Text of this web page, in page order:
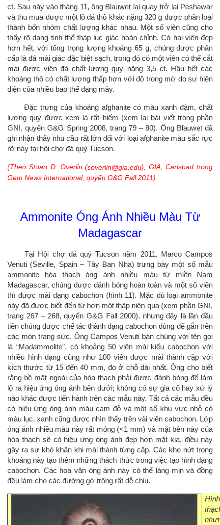
ct. Sau này vào tháng 11, ông Blauwet lại quay trở lại Peshawar
và thu mua được một lô đá thô khác nặng 320 g được phân loại
thành bốn nhóm chất lượng khác nhau. Một số viên cũng cho
thấy rõ dạng tinh thể tháp lục giác hoàn chỉnh. Có hai viên đẹp
hơn hết, với tổng trọng lượng khoảng 65 g, chúng được phân
cấp là đá mài giác đặc biệt sạch, trong đó có một viên có thể cắt
mài được viên đá chất lượng quý nặng 3,5 ct. Hầu hết các
khoáng thô có chất lượng thấp hơn với độ trong mờ do sự hiện
diện của nhiều bao thể dạng mây.
Đặc trưng của khoáng afghanite có màu xanh đậm, chất
lượng quý được xem là rất hiếm (xem lại bài viết trong phần
GNI, quyển G&G Spring 2008, trang 79 – 80). Ông Blauwet đã
ghi nhận thấy nhu cầu rất lớn đối với loại afghanite màu sắc rực
rỡ này tại hội chợ đá quý Tucson.
(Theo Stuart D. Overlin (soverlin@gia.edu), GIA, Carlsbad trong
Gem News International, quyển G&G Fall 2011)
Ammonite Óng Ánh Nhiều Màu Từ
Madagascar
Tại Hội chợ đá quý Tucson năm 2011, Marco Campos
Venuti (Seville, Spain – Tây Ban Nha) trưng bày một số mẫu
ammonite hóa thạch óng ánh nhiều màu từ miền Nam
Madagascar, chúng được đánh bóng hoàn toàn và một số viên
thì được mài dạng cabochon (hình 11). Mặc dù loại ammonite
này đã được biết đến từ hơn một thập niên qua (xem phần GNI,
trang 267 – 268, quyển G&G Fall 2000), nhưng đây là lần đầu
tiên chúng được chế tác thành dạng cabochon dùng để gắn trên
các món trang sức. Ông Campos Venuti bán chúng với tên gọi
là “Madammolite”, có khoảng 50 viên mài kiểu cabochon với
nhiều hình dạng cũng như 100 viên được mài thành cặp với
kích thước từ 15 đến 40 mm, đo ở chỗ dài nhất. Ông cho biết
rằng bề mặt ngoài của hóa thạch phải được đánh bóng để làm
lộ ra hiệu ứng óng ánh bên dưới; không có sự gia cố hay xử lý
nào khác được tiến hành trên các mẫu này. Tất cả các mẫu đều
có hiệu ứng óng ánh màu cam đỏ và một số khu vực nhỏ có
màu lục, xanh cũng được nhìn thấy trên vài viên cabochon. Lớp
óng ánh nhiều màu này rất mỏng (<1 mm) và mặt bên này của
hóa thạch sẽ có hiệu ứng óng ánh đẹp hơn mặt kia, điều này
gây ra sự khó khăn khi mài thành từng cặp. Các khe nứt trong
khoáng này tạo thêm những thách thức trong việc tạo hình dạng
cabochon. Các hoa văn óng ánh này có thể láng mịn và đồng
đều làm cho các đường gờ trông rất dễ chịu.